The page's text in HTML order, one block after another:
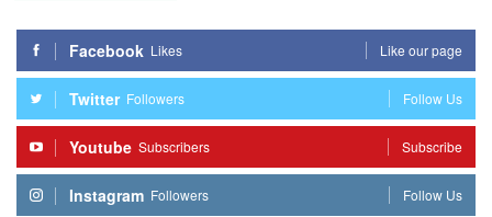
Facebook Likes Like our page
Twitter Followers Follow Us
Youtube Subscribers Subscribe
Instagram Followers Follow Us